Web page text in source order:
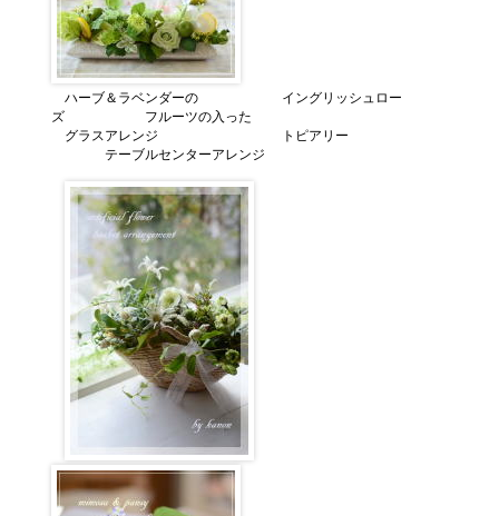
ハーブ＆ラベンダーの イングリッシュロー
ズ フルーツの入った
グラスアレンジ トピアリー
テーブルセンターアレンジ